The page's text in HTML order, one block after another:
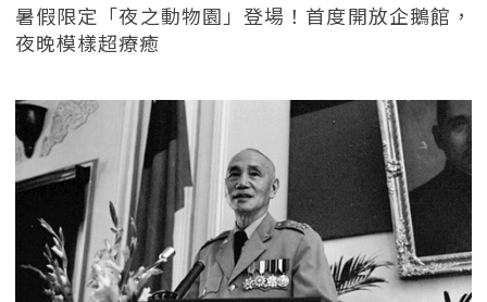
暑假限定「夜之動物園」登場！首度開放企鵝館，
夜晚模樣超療癒